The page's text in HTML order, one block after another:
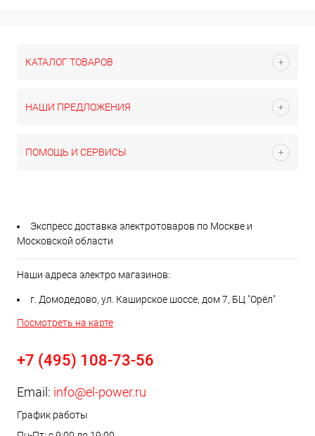
КАТАЛОГ ТОВАРОВ
НАШИ ПРЕДЛОЖЕНИЯ
ПОМОЩЬ И СЕРВИСЫ
Экспресс доставка электротоваров по Москве и
Московской области
Наши адреса электро магазинов:
г. Домодедово, ул. Каширское шоссе, дом 7, БЦ "Орёл"
Посмотреть на карте
+7 (495) 108-73-56
Email: info@el-power.ru
График работы